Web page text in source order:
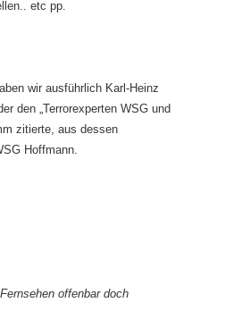
etc pp.
wir ausführlich Karl-Heinz
den „Terrorexperten WSG und
zitierte, aus dessen
Hoffmann.
offenbar doch